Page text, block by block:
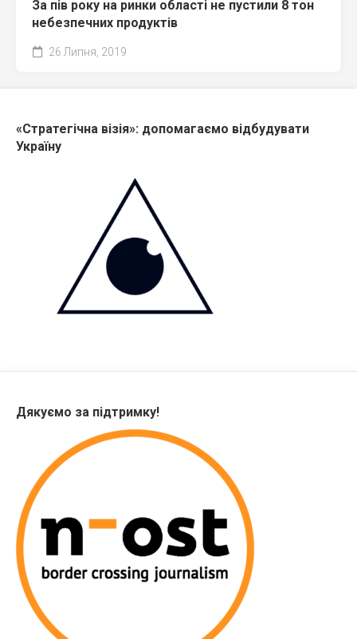
За пів року на ринки області не пустили 8 тон
небезпечних продуктів
26 Липня, 2019
«Стратегічна візія»: допомагаємо відбудувати
Україну
Дякуємо за підтримку!